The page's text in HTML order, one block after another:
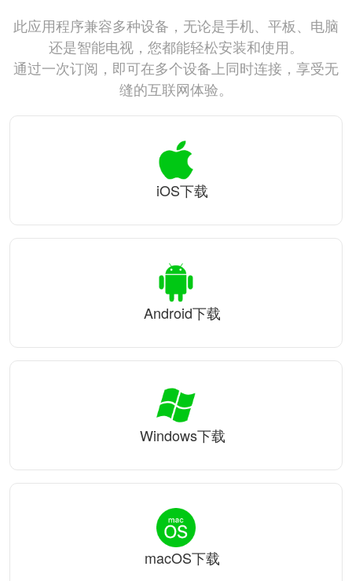
此应用程序兼容多种设备，无论是手机、平板、电脑
还是智能电视，您都能轻松安装和使用。
通过一次订阅，即可在多个设备上同时连接，享受无
缝的互联网体验。
iOS下载
Android下载
Windows下载
macOS下载